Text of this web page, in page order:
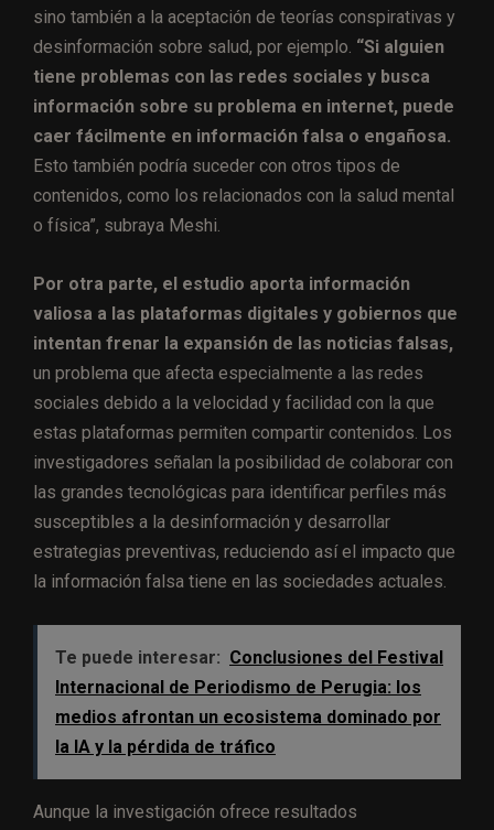
sino también a la aceptación de teorías conspirativas y
desinformación sobre salud, por ejemplo. “Si alguien
tiene problemas con las redes sociales y busca
información sobre su problema en internet, puede
caer fácilmente en información falsa o engañosa.
Esto también podría suceder con otros tipos de
contenidos, como los relacionados con la salud mental
o física”, subraya Meshi.
Por otra parte, el estudio aporta información
valiosa a las plataformas digitales y gobiernos que
intentan frenar la expansión de las noticias falsas,
un problema que afecta especialmente a las redes
sociales debido a la velocidad y facilidad con la que
estas plataformas permiten compartir contenidos. Los
investigadores señalan la posibilidad de colaborar con
las grandes tecnológicas para identificar perfiles más
susceptibles a la desinformación y desarrollar
estrategias preventivas, reduciendo así el impacto que
la información falsa tiene en las sociedades actuales.
Te puede interesar: Conclusiones del Festival
Internacional de Periodismo de Perugia: los
medios afrontan un ecosistema dominado por
la IA y la pérdida de tráfico
Aunque la investigación ofrece resultados